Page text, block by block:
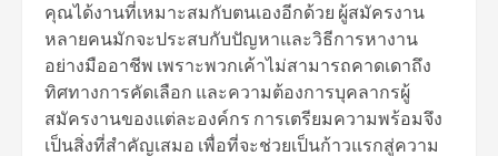
คุณได้งานที่เหมาะสมกับตนเองอีกด้วย ผู้สมัครงาน
หลายคนมักจะประสบกับปัญหาและวิธีการหางาน
อย่างมืออาชีพ เพราะพวกเค้าไม่สามารถคาดเดาถึง
ทิศทางการคัดเลือก และความต้องการบุคลากรผู้
สมัครงานของแต่ละองค์กร การเตรียมความพร้อมจึง
เป็นสิ่งที่สำคัญเสมอ เพื่อที่จะช่วยเป็นก้าวแรกสู่ความ